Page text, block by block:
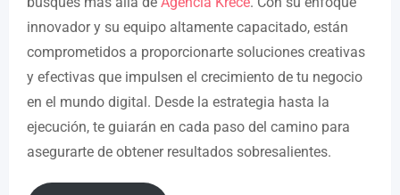
innovador y su equipo altamente capacitado, están
comprometidos a proporcionarte soluciones creativas
y efectivas que impulsen el crecimiento de tu negocio
en el mundo digital. Desde la estrategia hasta la
ejecución, te guiarán en cada paso del camino para
asegurarte de obtener resultados sobresalientes.